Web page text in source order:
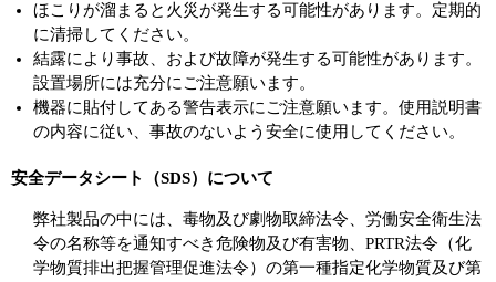
ほこりが溜まると火災が発生する可能性があります。定期的
に清掃してください。
結露により事故、および故障が発生する可能性があります。
設置場所には充分にご注意願います。
機器に貼付してある警告表示にご注意願います。使用説明書
の内容に従い、事故のないよう安全に使用してください。
安全データシート（SDS）について
弊社製品の中には、毒物及び劇物取締法令、労働安全衛生法
令の名称等を通知すべき危険物及び有害物、PRTR法令（化
学物質排出把握管理促進法令）の第一種指定化学物質及び第